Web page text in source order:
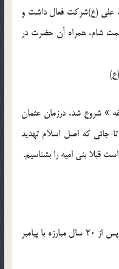
علی (ع)شرکت فعال داشت و
شام، همراه آن حضرت در
» شروع شد، درزمان عثمان
جائی که اصل اسلام تهدید
قبلا بنی امیه را بشناسیم.
او در فتح مکه چاره ای جز تسلیم نداشت و پس از 20 سال مبارزه با پیامبر